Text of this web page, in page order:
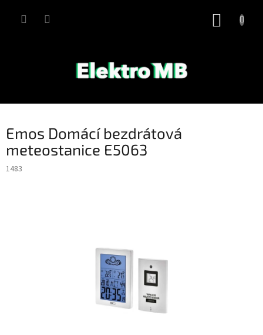
Emos Domácí bezdrátová
meteostanice E5063
1483